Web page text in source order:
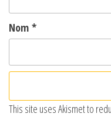
Nom *
This site uses Akismet to